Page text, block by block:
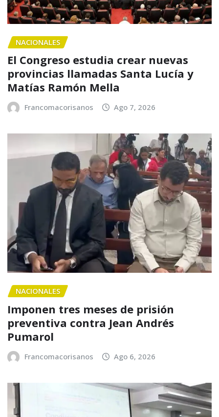
NACIONALES
El Congreso estudia crear nuevas
provincias llamadas Santa Lucía y
Matías Ramón Mella
Francomacorisanos Ago 7, 2026
NACIONALES
Imponen tres meses de prisión
preventiva contra Jean Andrés
Pumarol
Francomacorisanos Ago 6, 2026